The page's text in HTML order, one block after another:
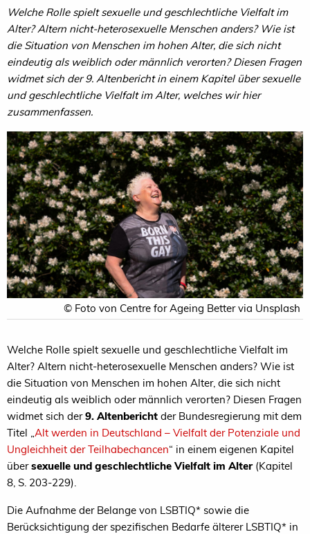
Welche Rolle spielt sexuelle und geschlechtliche Vielfalt im
Alter? Altern nicht-heterosexuelle Menschen anders? Wie ist
die Situation von Menschen im hohen Alter, die sich nicht
eindeutig als weiblich oder männlich verorten? Diesen Fragen
widmet sich der 9. Altenbericht in einem Kapitel über sexuelle
und geschlechtliche Vielfalt im Alter, welches wir hier
zusammenfassen.
© Foto von Centre for Ageing Better via Unsplash
Welche Rolle spielt sexuelle und geschlechtliche Vielfalt im
Alter? Altern nicht-heterosexuelle Menschen anders? Wie ist
die Situation von Menschen im hohen Alter, die sich nicht
eindeutig als weiblich oder männlich verorten? Diesen Fragen
widmet sich der9. Altenbericht der Bundesregierung mit dem
Titel „ Alt werden in Deutschland – Vielfalt der Potenziale und
Ungleichheit der Teilhabechancen“ in einem eigenen Kapitel
übersexuelle und geschlechtliche Vielfalt im Alter (Kapitel
8, S. 203-229).
Die Aufnahme der Belange von LSBTIQ* sowie die
Berücksichtigung der spezifischen Bedarfe älterer LSBTIQ* in